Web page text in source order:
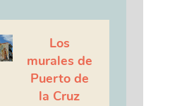
Los
murales de
Puerto de
la Cruz